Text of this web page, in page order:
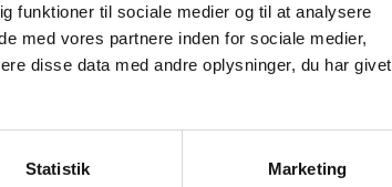
funktioner til sociale medier og til at analysere
med vores partnere inden for sociale medier,
disse data med andre oplysninger, du har givet
Statistik Marketing
til dine
) kan dine